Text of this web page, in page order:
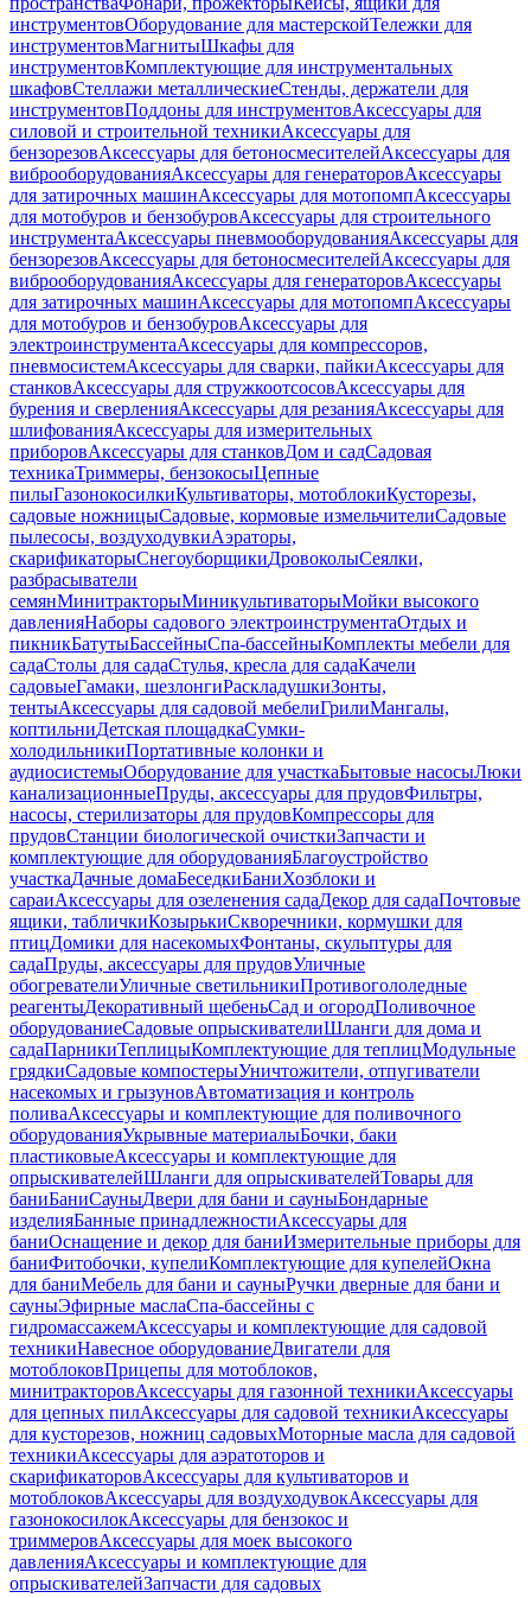
инструментовОборудование для мастерскойТележки для
инструментовМагнитыШкафы для
инструментовКомплектующие для инструментальных
шкафовСтеллажи металлическиеСтенды, держатели для
инструментовПоддоны для инструментовАксессуары для
силовой и строительной техникиАксессуары для
бензорезовАксессуары для бетоносмесителейАксессуары для
виброоборудованияАксессуары для генераторовАксессуары
для затирочных машинАксессуары для мотопомпАксессуары
для мотобуров и бензобуровАксессуары для строительного
инструментаАксессуары пневмооборудованияАксессуары для
бензорезовАксессуары для бетоносмесителейАксессуары для
виброоборудованияАксессуары для генераторовАксессуары
для затирочных машинАксессуары для мотопомпАксессуары
для мотобуров и бензобуровАксессуары для
электроинструментаАксессуары для компрессоров,
пневмосистемАксессуары для сварки, пайкиАксессуары для
станковАксессуары для стружкоотсосовАксессуары для
бурения и сверленияАксессуары для резанияАксессуары для
шлифованияАксессуары для измерительных
приборовАксессуары для станковДом и садСадовая
техникаТриммеры, бензокосыЦепные
пилыГазонокосилкиКультиваторы, мотоблокиКусторезы,
садовые ножницыСадовые, кормовые измельчителиСадовые
пылесосы, воздуходувкиАэраторы,
скарификаторыСнегоуборщикиДровоколыСеялки,
разбрасыватели
семянМинитракторыМиникультиваторыМойки высокого
давленияНаборы садового электроинструментаОтдых и
пикникБатутыБассейныСпа-бассейныКомплекты мебели для
садаСтолы для садаСтулья, кресла для садаКачели
садовыеГамаки, шезлонгиРаскладушкиЗонты,
тентыАксессуары для садовой мебелиГрилиМангалы,
коптильниДетская площадкаСумки-
холодильникиПортативные колонки и
аудиосистемыОборудование для участкаБытовые насосыЛюки
канализационныеПруды, аксессуары для прудовФильтры,
насосы, стерилизаторы для прудовКомпрессоры для
прудовСтанции биологической очисткиЗапчасти и
комплектующие для оборудованияБлагоустройство
участкаДачные домаБеседкиБаниХозблоки и
сараиАксессуары для озеленения садаДекор для садаПочтовые
ящики, табличкиКозырькиСкворечники, кормушки для
птицДомики для насекомыхФонтаны, скульптуры для
садаПруды, аксессуары для прудовУличные
обогревателиУличные светильникиПротивогололедные
реагентыДекоративный щебеньСад и огородПоливочное
оборудованиеСадовые опрыскивателиШланги для дома и
садаПарникиТеплицыКомплектующие для теплицМодульные
грядкиСадовые компостерыУничтожители, отпугиватели
насекомых и грызуновАвтоматизация и контроль
поливаАксессуары и комплектующие для поливочного
оборудованияУкрывные материалыБочки, баки
пластиковыеАксессуары и комплектующие для
опрыскивателейШланги для опрыскивателейТовары для
баниБаниСауныДвери для бани и сауныБондарные
изделияБанные принадлежностиАксессуары для
баниОснащение и декор для баниИзмерительные приборы для
баниФитобочки, купелиКомплектующие для купелейОкна
для баниМебель для бани и сауныРучки дверные для бани и
сауныЭфирные маслаСпа-бассейны с
гидромассажемАксессуары и комплектующие для садовой
техникиНавесное оборудованиеДвигатели для
мотоблоковПрицепы для мотоблоков,
минитракторовАксессуары для газонной техникиАксессуары
для цепных пилАксессуары для садовой техникиАксессуары
для кусторезов, ножниц садовыхМоторные масла для садовой
техникиАксессуары для аэратоторов и
скарификаторовАксессуары для культиваторов и
мотоблоковАксессуары для воздуходувокАксессуары для
газонокосилокАксессуары для бензокос и
триммеровАксессуары для моек высокого
давленияАксессуары и комплектующие для
опрыскивателейЗапчасти для садовых